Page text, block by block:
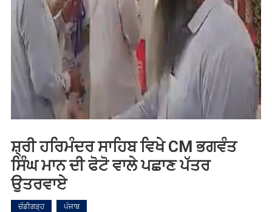
ਸ਼੍ਰੀ ਹਰਿਮੰਦਰ ਸਾਹਿਬ ਵਿਖੇ CM ਭਗਵੰਤ
ਸਿੰਘ ਮਾਨ ਦੀ ਫੋਟੋ ਵਾਲੇ ਪਛਾਣ ਪੱਤਰ
ਉਤਰਵਾਏ
ਚੰਡੀਗੜ੍ਹ ਪੰਜਾਬ